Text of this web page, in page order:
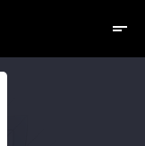
short_text